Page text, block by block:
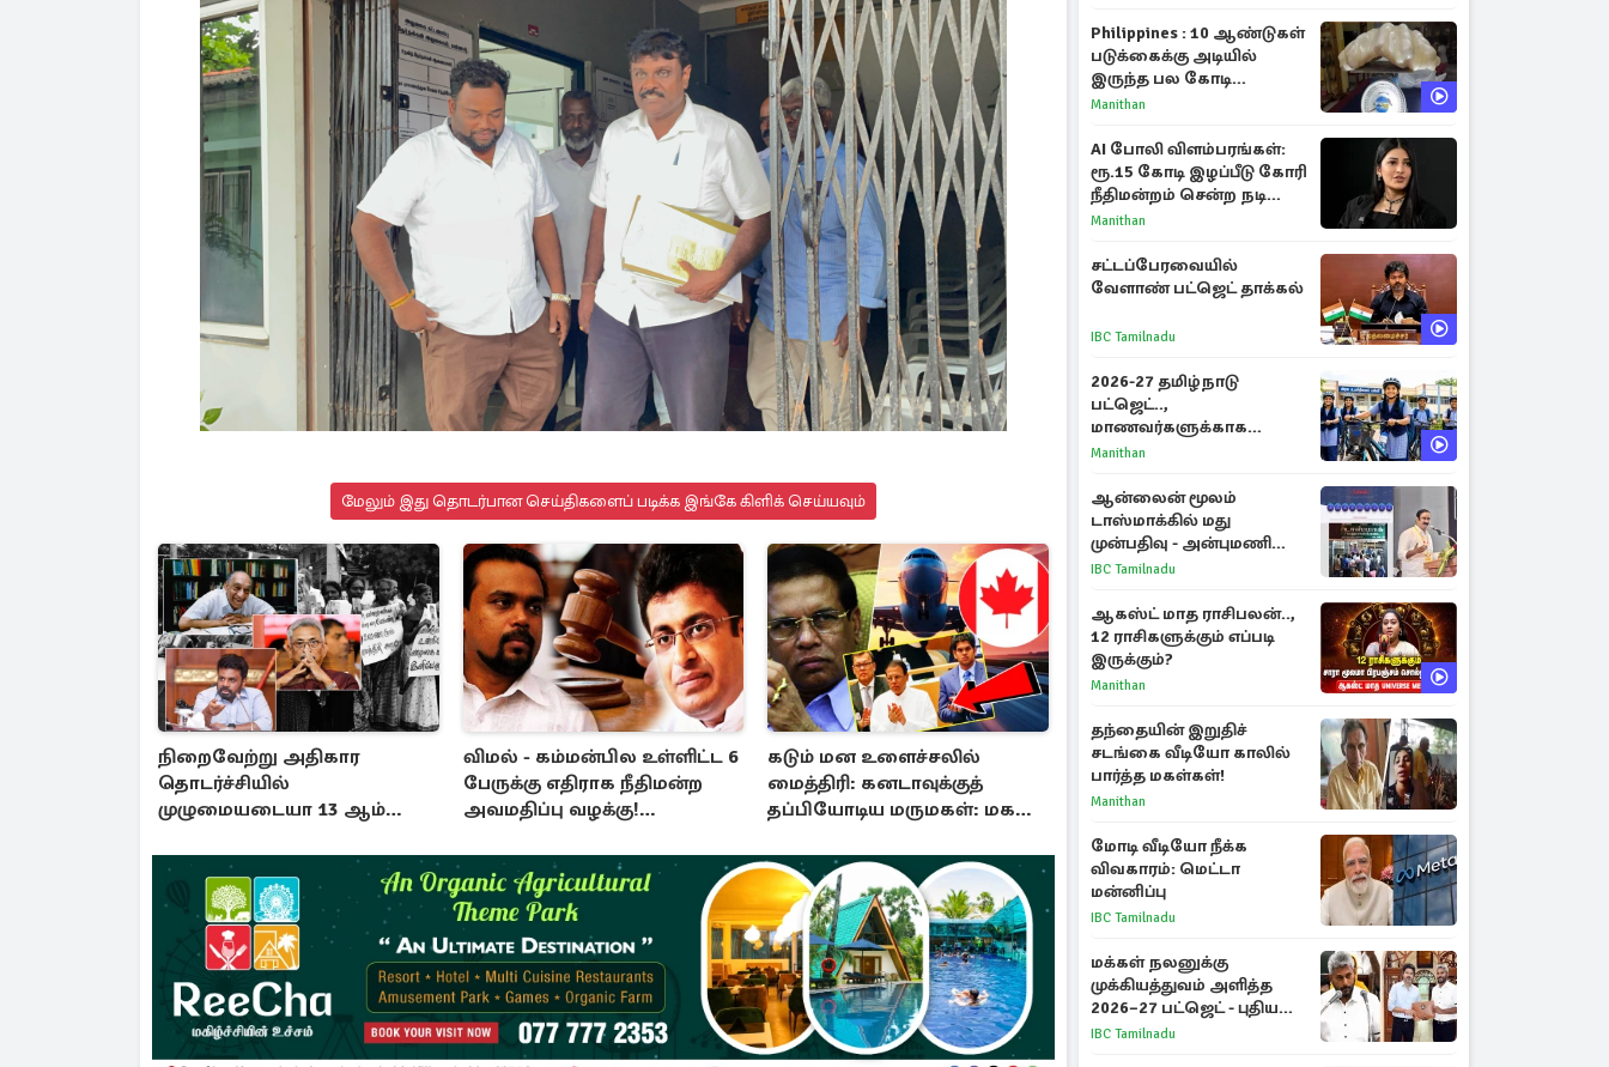
மேலும் இது தொடர்பான செய்திகளைப் படிக்க இங்கே கிளிக் செய்யவும்
நிறைவேற்று அதிகார
தொடர்ச்சியில்
முழுமையடையா 13 ஆம்
மாயத்தோற்றம்
விமல் - கம்மன்பில உள்ளிட்ட 6
பேருக்கு எதிராக நீதிமன்ற
அவமதிப்பு வழக்கு!
கடும் மன உளைச்சலில்
மைத்திரி: கனடாவுக்குத்
தப்பியோடிய மருமகள்: மகன்
Philippines : 10 ஆண்டுகள்
படுக்கைக்கு அடியில்
இருந்த பல கோடி
மதிப்புள்ள அரிய முத்து!
Manithan
AI போலி விளம்பரங்கள்:
ரூ.15 கோடி இழப்பீடு கோரி
நீதிமன்றம் சென்ற நடிகை
ஸ்ருதி ஹாசன்!
Manithan
சட்டப்பேரவையில்
வேளாண் பட்ஜெட் தாக்கல்
IBC Tamilnadu
2026-27 தமிழ்நாடு
பட்ஜெட்..,
மாணவர்களுக்காக
வெளியான முக்கிய
Manithan
ஆன்லைன் மூலம்
டாஸ்மாக்கில் மது
முன்பதிவு - அன்புமணி
ராமதாஸ் எதிர்ப்பு
IBC Tamilnadu
ஆகஸ்ட் மாத ராசிபலன்..,
12 ராசிகளுக்கும் எப்படி
இருக்கும்?
Manithan
தந்தையின் இறுதிச்
சடங்கை வீடியோ காலில்
பார்த்த மகள்கள்!
Manithan
மோடி வீடியோ நீக்க
விவகாரம்: மெட்டா
மன்னிப்பு
IBC Tamilnadu
மக்கள் நலனுக்கு
முக்கியத்துவம் அளித்த
2026–27 பட்ஜெட் - புதிய
நலத்திட்டங்கள்
IBC Tamilnadu